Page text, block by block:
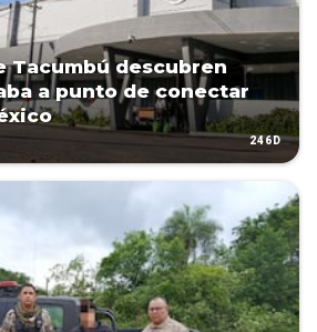
Tacumbú descubren
a punto de conectar
246D